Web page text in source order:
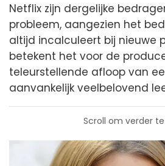
Netflix zijn dergelijke
probleem, aangezien het
altijd incalculeert bij nieuwe
betekent het voor de
teleurstellende afloop van
aanvankelijk veelbelovend
Scroll om verder